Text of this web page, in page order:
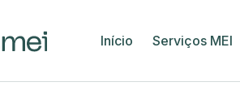
Início Serviços MEI